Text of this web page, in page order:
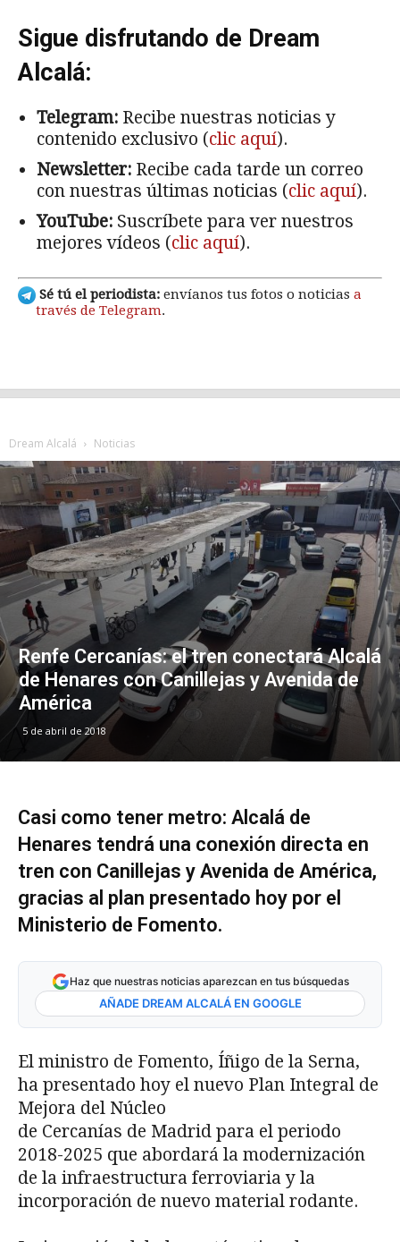
Sigue disfrutando de Dream
Alcalá:
Telegram: Recibe nuestras noticias y
contenido exclusivo (clic aquí).
Newsletter: Recibe cada tarde un correo
con nuestras últimas noticias (clic aquí).
YouTube: Suscríbete para ver nuestros
mejores vídeos (clic aquí).
Sé tú el periodista: envíanos tus fotos o noticias a
través de Telegram.